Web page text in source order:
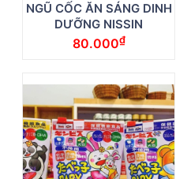
NGŨ CỐC ĂN SÁNG DINH
DƯỠNG NISSIN
80.000₫